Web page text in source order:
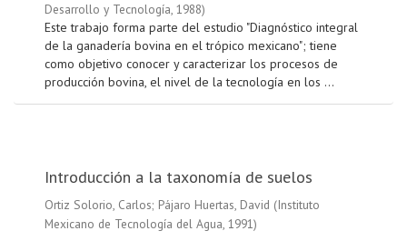
Desarrollo y Tecnología, 1988)
Este trabajo forma parte del estudio "Diagnóstico integral
de la ganadería bovina en el trópico mexicano"; tiene
como objetivo conocer y caracterizar los procesos de
producción bovina, el nivel de la tecnología en los ...
Introducción a la taxonomía de suelos
Ortiz Solorio, Carlos; Pájaro Huertas, David (Instituto
Mexicano de Tecnología del Agua, 1991)